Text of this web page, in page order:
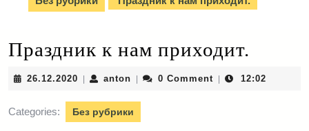
Праздник к нам приходит.
26.12.2020 26.12.2020
anton anton0 Comment 12:02
Categories: Без рубрики